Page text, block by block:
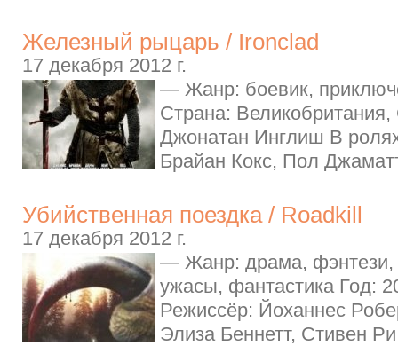
Железный рыцарь / Ironclad
17 декабря 2012 г.
— Жанр: боевик,
Страна:
Джонатан Инглиш В
Брайан Кокс, Пол
Убийственная поездка / Roadkill
17 декабря 2012 г.
— Жанр: драма, фэнтези,
ужасы, фантастика Год:
Режиссёр: Йоханнес
Элиза Беннетт, Стивен